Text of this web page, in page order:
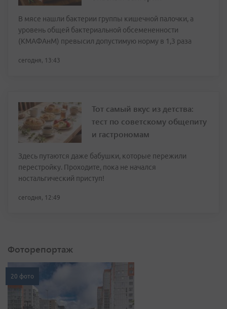
В мясе нашли бактерии группы кишечной палочки, а
уровень общей бактериальной обсемененности
(КМАФАнМ) превысил допустимую норму в 1,3 раза
сегодня, 13:43
Тот самый вкус из детства:
тест по советскому общепиту
и гастрономам
Здесь путаются даже бабушки, которые пережили
перестройку. Проходите, пока не начался
ностальгический приступ!
сегодня, 12:49
Фоторепортаж
20 фото